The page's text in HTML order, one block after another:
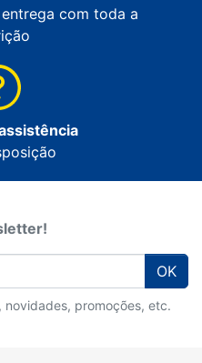
com toda a
OK
novidades, promoções, etc.